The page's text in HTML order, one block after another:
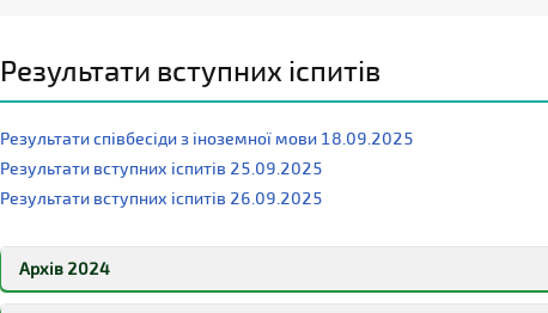
Результати вступних іспитів
Результати співбесіди з іноземної мови 18.09.2025
Результати вступних іспитів 25.09.2025
Результати вступних іспитів 26.09.2025
Архів 2024